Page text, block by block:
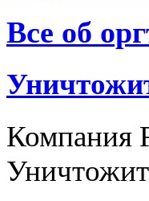
Все об
Компания